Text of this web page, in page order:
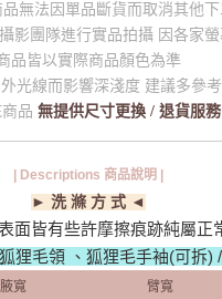
無法因單品斷貨而取消其他
影團隊進行實品拍攝 因各家
品皆以實際商品顏色為準
光線而影響深淺度 建議多參
品 無提供尺寸更換 / 退貨服務
| Descriptions 商品說明 |
► 洗 滌 方 式 ◄
面皆有些許摩擦痕跡純屬正
狸毛領 、狐狸毛手袖(可拆)
腋寬 臂寬